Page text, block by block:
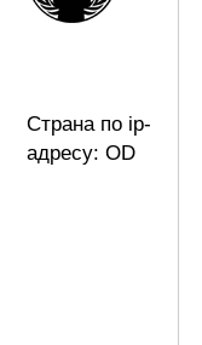
Страна по ip-
адресу: OD